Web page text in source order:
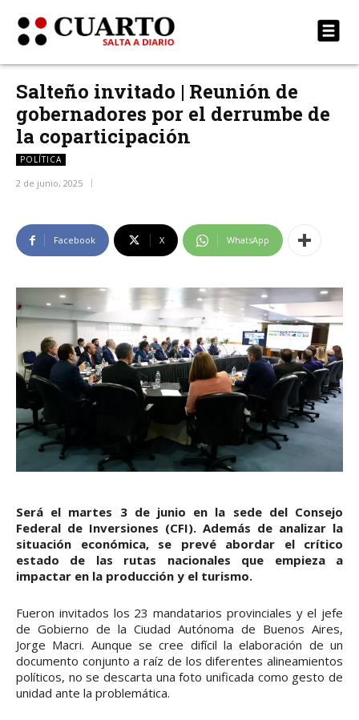
Salteño invitado | Reunión de
gobernadores por el derrumbe de
la coparticipación
POLÍTICA
2 de junio, 2025
Facebook X WhatsApp
Será el martes 3 de junio en la sede del Consejo
Federal de Inversiones (CFI). Además de analizar la
situación económica, se prevé abordar el crítico
estado de las rutas nacionales que empieza a
impactar en la producción y el turismo.
Fueron invitados los 23 mandatarios provinciales y el jefe
de Gobierno de la Ciudad Autónoma de Buenos Aires,
Jorge Macri. Aunque se cree difícil la elaboración de un
documento conjunto a raíz de los diferentes alineamientos
políticos, no se descarta una foto unificada como gesto de
unidad ante la problemática.